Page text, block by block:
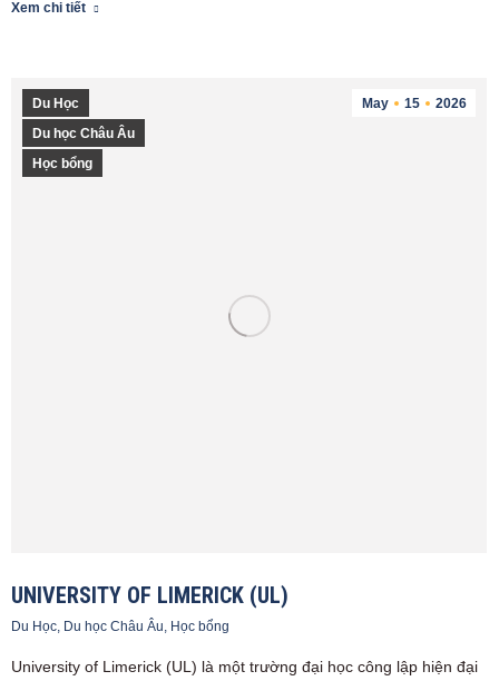
Xem chi tiết
May 15 2026
Du Học
Du học Châu Âu
Học bổng
UNIVERSITY OF LIMERICK (UL)
Du Học, Du học Châu Âu, Học bổng
University of Limerick (UL) là một trường đại học công lập hiện đại